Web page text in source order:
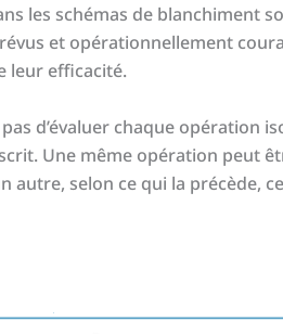
les schémas de blanchiment
et opérationnellement
leur efficacité.
d’évaluer chaque opération
Une même opération peut
selon ce qui la précède,